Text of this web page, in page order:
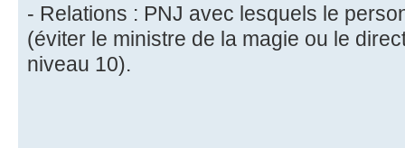
- Relations : PNJ avec lesquels le
(éviter le ministre de la magie ou le
niveau 10).